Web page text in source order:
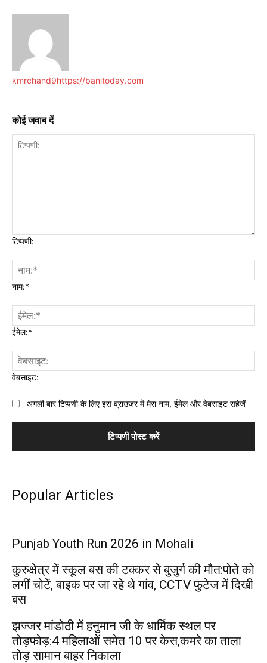
kmrchand9https://banitoday.com
कोई जवाब दें
टिप्पणी:
नाम:*
ईमेल:*
वेबसाइट:
अगली बार टिप्पणी के लिए इस ब्राउज़र में मेरा नाम, ईमेल और वेबसाइट सहेजें
Popular Articles
Punjab Youth Run 2026 in Mohali
कुरुक्षेत्र में स्कूल बस की टक्कर से बुजुर्ग की मौत:पोते को
लगीं चोटें, बाइक पर जा रहे थे गांव, CCTV फुटेज में दिखी
बस
झज्जर मांडोठी में हनुमान जी के धार्मिक स्थल पर
तोड़फोड़:4 महिलाओं समेत 10 पर केस,कमरे का ताला
तोड़ सामान बाहर निकाला